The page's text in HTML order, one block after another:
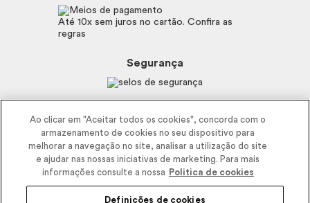
Código de defesa do consumidor
Trabalhe com a gente
Recomendações Covid19
Fale Conosco
E-mailAté 10x sem juros no cartão. Confira as
regras
Segurança
Ao clicar em "Aceitar todos os cookies", concorda com o
armazenamento de cookies no seu dispositivo para
melhorar a navegação no site, analisar a utilização do site
e ajudar nas nossas iniciativas de marketing. Para mais
informações consulte a nossa
Politica de cookies
Definições de cookies